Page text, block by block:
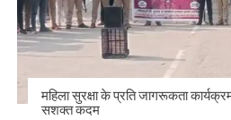
महिला सुरक्षा के प्रति जागरूकता
सशक्त कदम